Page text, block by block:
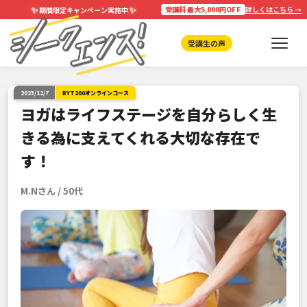
✨期間限定キャンペーン実施中✨ 受講料 最大5,000円OFF 詳しくはこちら →
受講生の声
2023/12/7 RYT200オンラインコース
ヨガはライフステージを自分らしく生
きる為に支えてくれる大切な存在で
す！
M.Nさん / 50代